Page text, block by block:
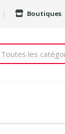
Boutiques
Toutes les